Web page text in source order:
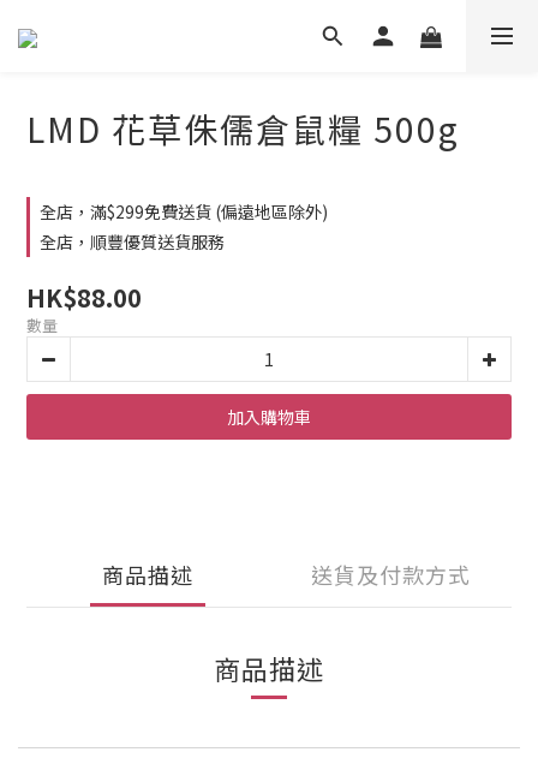
LMD 花草侏儒倉鼠糧 500g
全店，滿$299免費送貨 (偏遠地區除外)
全店，順豐優質送貨服務
HK$88.00
數量
加入購物車
商品描述 送貨及付款方式
商品描述